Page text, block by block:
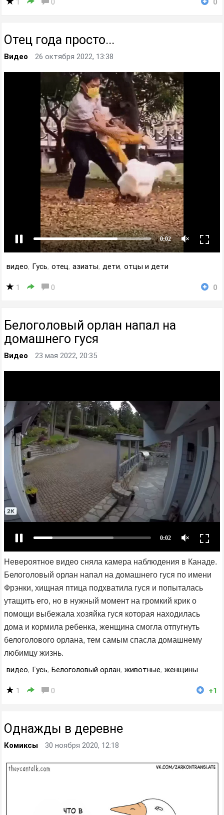
1 0 0
Отец года просто...
Видео 26 октября 2022, 13:38
видео, Гусь, отец, азиаты, дети, отцы и дети
1 0 0
Белоголовый орлан напал на
домашнего гуся
Видео 23 мая 2022, 20:35
Невероятное видео сняла камера наблюдения в Канаде.
Белоголовый орлан напал на домашнего гуся по имени
Фрэнки, хищная птица подхватила гуся и попыталась
утащить его, но в нужный момент на громкий крик о
помощи выбежала хозяйка гуся которая находилась
дома и кормила ребенка, женщина смогла отпугнуть
белоголового орлана, тем самым спасла домашнему
любимцу жизнь.
видео, Гусь, Белоголовый орлан, животные, женщины
1 0 +1
Однажды в деревне
Комиксы 30 ноября 2020, 12:18